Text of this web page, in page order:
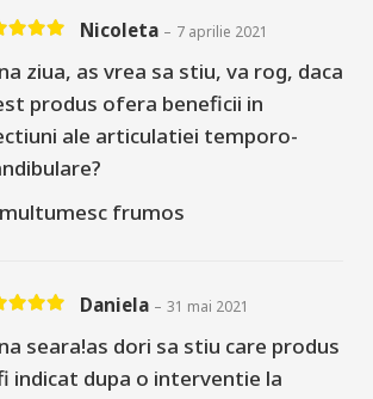
Nicoleta – 7 aprilie 2021
ziua, as vrea sa stiu, va rog, daca
produs ofera beneficii in
ale articulatiei temporo-
frumos
Daniela – 31 mai 2021
seara!as dori sa stiu care produs
indicat dupa o interventie la